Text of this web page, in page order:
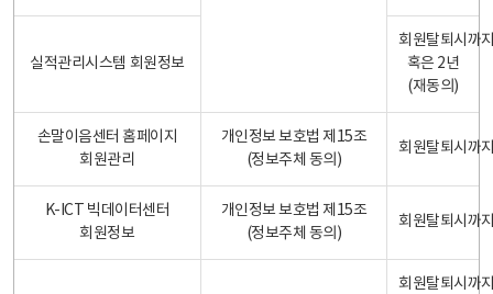
실적관리시스템 회원정보
회원탈퇴시까
혹은 2년
(재동의)
손말이음센터 홈페이지
회원관리
개인정보 보호법 제15조
(정보주체 동의)
회원탈퇴시까
K-ICT 빅데이터센터
회원정보
개인정보 보호법 제15조
(정보주체 동의)
회원탈퇴시까
회원탈퇴시까